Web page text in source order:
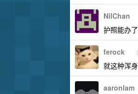
NilChan
护照能办了
ferock
就这种浑
aaronlam